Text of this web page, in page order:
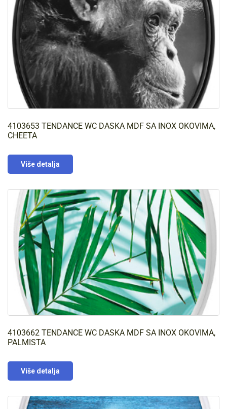
4103653 TENDANCE WC DASKA MDF SA INOX OKOVIMA,
CHEETA
Više detalja
4103662 TENDANCE WC DASKA MDF SA INOX OKOVIMA,
PALMISTA
Više detalja